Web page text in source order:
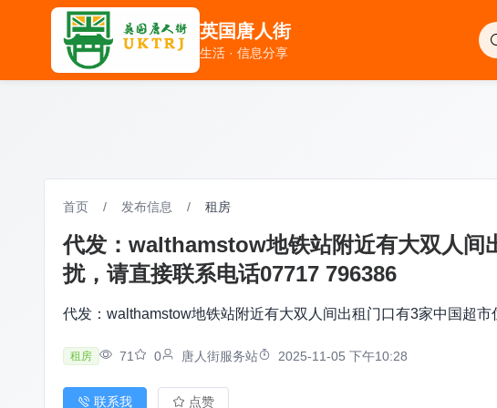
英国唐人街
生活 · 信息分享
英国唐人街
生活 · 信息分享
首页 / 发布信息 / 租房
代发：walthamstow地铁站附近有大双人间
扰，请直接联系电话‪07717 796386‬
代发：walthamstow地铁站附近有大双人间出租门口有3家中国超
租房 71 0 唐人街服务站 2025-11-05 下午10:28
联系我 点赞